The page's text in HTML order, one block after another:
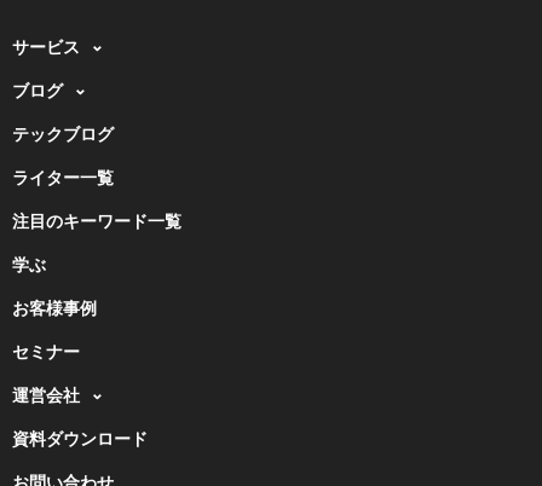
サービス
ブログ
テックブログ
ライター一覧
注目のキーワード一覧
学ぶ
お客様事例
セミナー
運営会社
資料ダウンロード